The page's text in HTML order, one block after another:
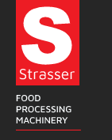
Zum
Inhalt
springen